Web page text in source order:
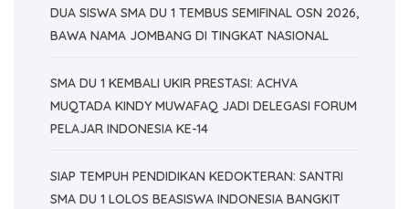
DUA SISWA SMA DU 1 TEMBUS SEMIFINAL OSN 2026,
BAWA NAMA JOMBANG DI TINGKAT NASIONAL
SMA DU 1 KEMBALI UKIR PRESTASI: ACHVA
MUQTADA KINDY MUWAFAQ JADI DELEGASI FORUM
PELAJAR INDONESIA KE-14
SIAP TEMPUH PENDIDIKAN KEDOKTERAN: SANTRI
SMA DU 1 LOLOS BEASISWA INDONESIA BANGKIT